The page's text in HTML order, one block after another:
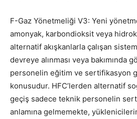
F-Gaz Yönetmeliği V3: Yeni
amonyak, karbondioksit veya
alternatif akışkanlarla çalışan
devreye alınması veya bakımında
personelin eğitim ve sertifikasyon
konusudur. HFC’lerden alternatif
geçiş sadece teknik personelin
anlamına gelmemekte,